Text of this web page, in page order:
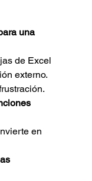
una
de Excel
externo.
en